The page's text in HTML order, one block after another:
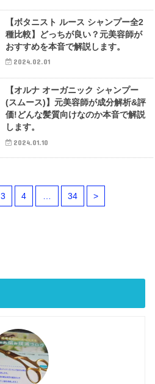
【ボタニスト ルース シャンプー全2
種比較】どっちが良い？元美容師が
おすすめを本音で解説します。
2024.02.01
【オルナ オーガニック シャンプー
(スムース)】元美容師が成分解析&評
価!どんな髪質向けなのか本音で解説
します。
2024.01.10
3 4 34 >